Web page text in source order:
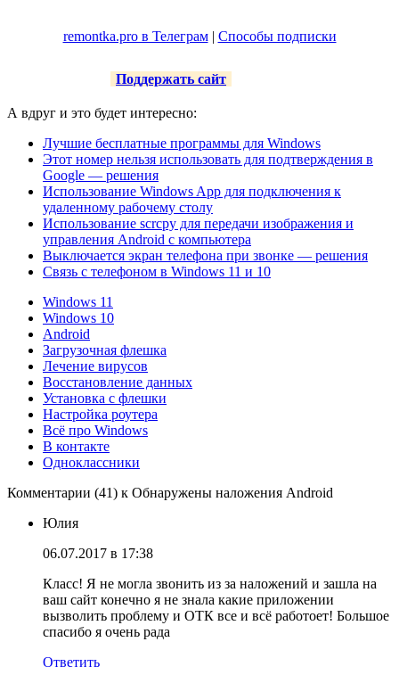
remontka.pro в Телеграм| Способы подписки
Поддержать сайт
А вдруг и это будет интересно:
Лучшие бесплатные программы для Windows
Этот номер нельзя использовать для подтверждения в
Google — решения
Использование Windows App для подключения к
удаленному рабочему столу
Использование scrcpy для передачи изображения и
управления Android с компьютера
Выключается экран телефона при звонке — решения
Связь с телефоном в Windows 11 и 10
Windows 11
Windows 10
Android
Загрузочная флешка
Лечение вирусов
Восстановление данных
Установка с флешки
Настройка роутера
Всё про Windows
В контакте
Одноклассники
Комментарии (41) к Обнаружены наложения Android
Юлия
06.07.2017 в 17:38
Класс! Я не могла звонить из за наложений и зашла на
ваш сайт конечно я не знала какие приложении
вызволить проблему и ОТК все и всё работоет! Большое
спасибо я очень рада
Ответить